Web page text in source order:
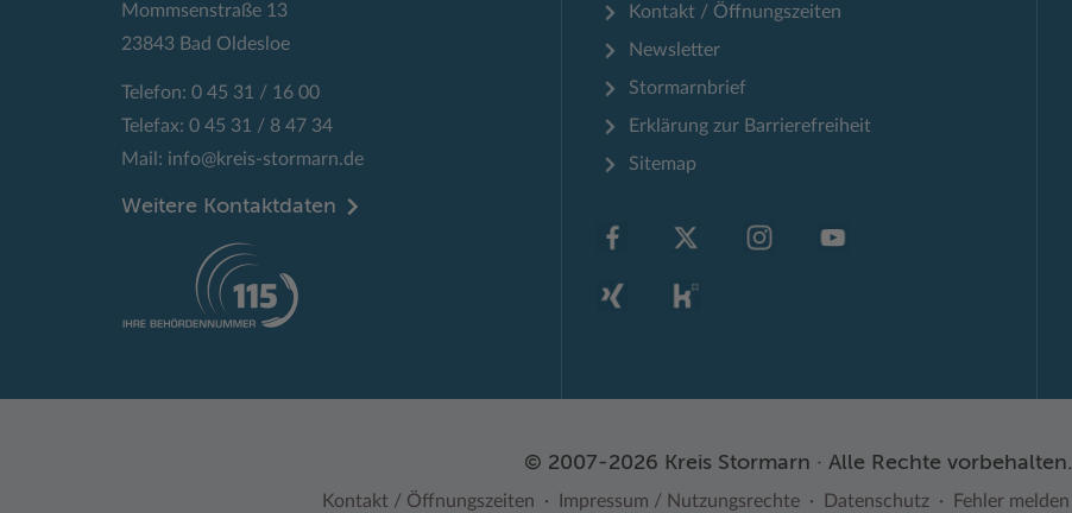
Mommsenstraße 13
23843 Bad Oldesloe
Telefon: 0 45 31 / 16 00
Telefax: 0 45 31 / 8 47 34
Mail: info@kreis-stormarn.de
Weitere Kontaktdaten
Kontakt / Öffnungszeiten
Newsletter
Stormarnbrief
Erklärung zur Barrierefreiheit
Sitemap
© 2007-2026 Kreis Stormarn · Alle Rechte vorbehalten.
Kontakt / Öffnungszeiten Impressum / Nutzungsrechte Datenschutz Fehler melden